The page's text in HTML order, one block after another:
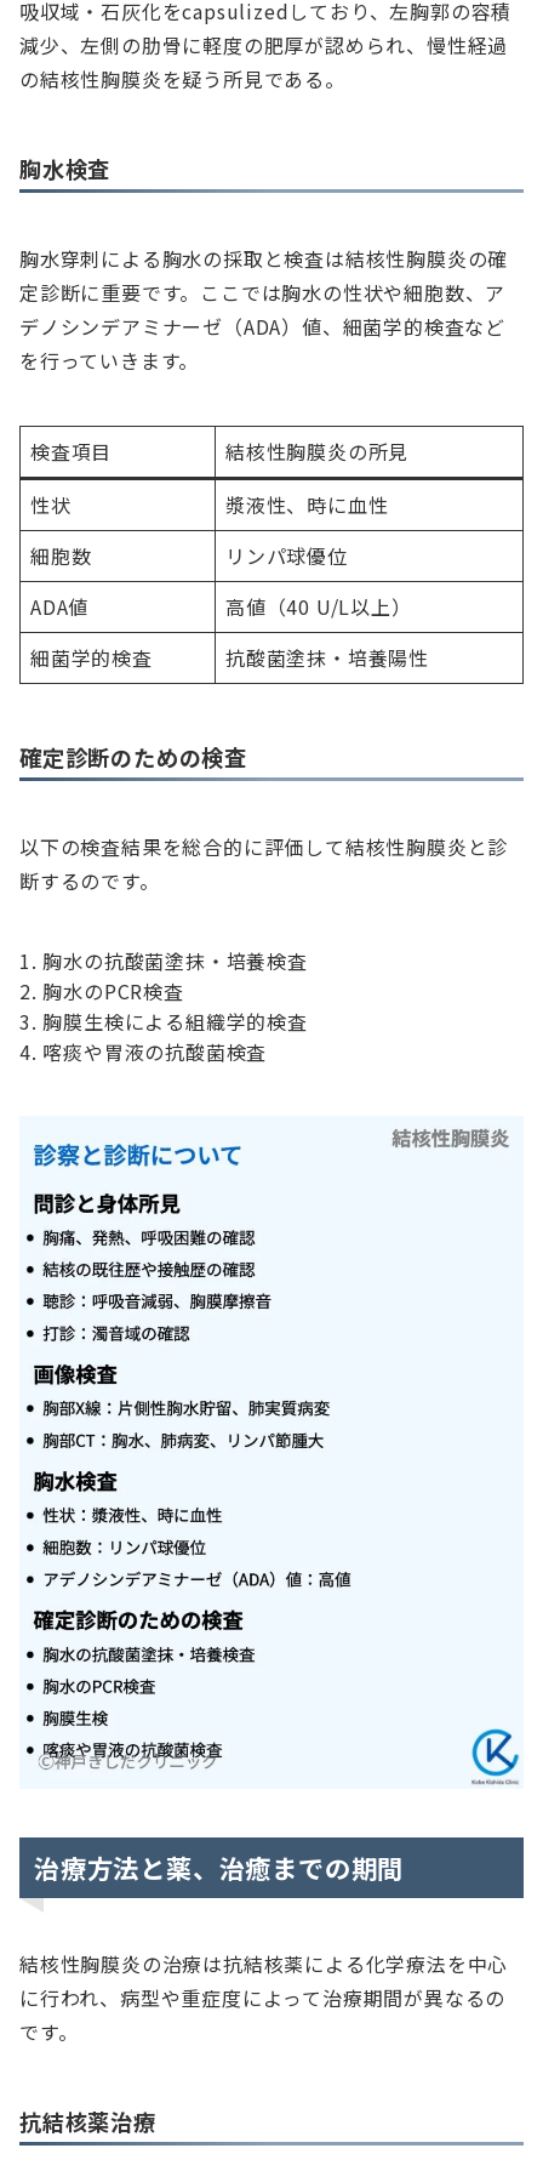
吸収域・石灰化をcapsulizedしており、左胸郭の容積
減少、左側の肋骨に軽度の肥厚が認められ、慢性経過
の結核性胸膜炎を疑う所見である。
胸水検査
胸水穿刺による胸水の採取と検査は結核性胸膜炎の確
定診断に重要です。ここでは胸水の性状や細胞数、ア
デノシンデアミナーゼ（ADA）値、細菌学的検査など
を行っていきます。
検査項目
結核性胸膜炎の所見
性状
漿液性、時に血性
細胞数
リンパ球優位
ADA値
高値（40 U/L以上）
細菌学的検査
抗酸菌塗抹・培養陽性
確定診断のための検査
以下の検査結果を総合的に評価して結核性胸膜炎と診
断するのです。
胸水の抗酸菌塗抹・培養検査
胸水のPCR検査
胸膜生検による組織学的検査
喀痰や胃液の抗酸菌検査
治療方法と薬、治癒までの期間
結核性胸膜炎の治療は抗結核薬による化学療法を中心
に行われ、病型や重症度によって治療期間が異なるの
です。
抗結核薬治療